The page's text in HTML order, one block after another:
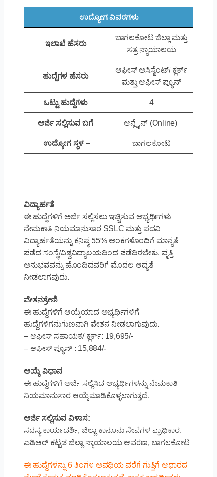
ಉದ್ಯೋಗ ವಿವರಗಳು
ಇಲಾಖೆ ಹೆಸರು
ಬಾಗಲಕೋಟ ಜಿಲ್ಲಾ ಮತ್ತು
ಸತ್ರ ನ್ಯಾಯಾಲಯ
ಹುದ್ದೆಗಳ ಹೆಸರು
ಆಫೀಸ್ ಅಸಿಸ್ಟೆಂಟ್/ ಕ್ಲರ್ಕ್
ಮತ್ತು ಆಫೀಸ್ ಪ್ಯೂನ್
ಒಟ್ಟು ಹುದ್ದೆಗಳು 4
ಅರ್ಜಿ ಸಲ್ಲಿಸುವ ಬಗೆ ಆನ್ಲೈನ್ (Online)
ಉದ್ಯೋಗ ಸ್ಥಳ – ಬಾಗಲಕೋಟ
ವಿದ್ಯಾರ್ಹತೆ
ಈ ಹುದ್ದೆಗಳಿಗೆ ಅರ್ಜಿ ಸಲ್ಲಿಸಲು ಇಚ್ಚಿಸುವ ಅಭ್ಯರ್ಥಿಗಳು
ನೇಮಕಾತಿ ನಿಯಮಾನುಸಾರ SSLC ಮತ್ತು ಪದವಿ
ವಿದ್ಯಾರ್ಹತೆಯನ್ನು ಕನಿಷ್ಠ 55% ಅಂಕಗಳೊಂದಿಗೆ ಮಾನ್ಯತೆ
ಪಡೆದ ಸಂಸ್ಥೆ/ವಿಶ್ವವಿದ್ಯಾಲಯದಿಂದ ಪಡೆದಿರಬೇಕು. ವೃತ್ತಿ
ಅನುಭವವನ್ನು ಹೊಂದಿದವರಿಗೆ ಮೊದಲ ಆದ್ಯತೆ
ನೀಡಲಾಗವುದು.
ವೇತನಶ್ರೇಣಿ
ಈ ಹುದ್ದೆಗಳಿಗೆ ಆಯ್ಕೆಯಾದ ಅಭ್ಯರ್ಥಿಗಳಿಗೆ
ಹುದ್ದೆಗಳಿಗನುಗುಣವಾಗಿ ವೇತನ ನೀಡಲಾಗುವುದು.
– ಆಫೀಸ್ ಸಹಾಯಕ/ ಕ್ಲರ್ಕ್: 19,695/-
– ಆಫೀಸ್ ಪ್ಯೂನ್ : 15,884/-
ಆಯ್ಕೆ ವಿಧಾನ
ಈ ಹುದ್ದೆಗಳಿಗೆ ಅರ್ಜಿ ಸಲ್ಲಿಸಿದ ಅಭ್ಯರ್ಥಿಗಳನ್ನು ನೇಮಕಾತಿ
ನಿಯಮಾನುಸಾರ ಆಯ್ಕೆಮಾಡಿಕೊಳ್ಳಲಾಗುತ್ತದೆ.
ಅರ್ಜಿ ಸಲ್ಲಿಸುವ ವಿಳಾಸ:
ಸದಸ್ಯ ಕಾರ್ಯದರ್ಶಿ, ಜಿಲ್ಲಾ ಕಾನೂನು ಸೇವೆಗಳ ಪ್ರಾಧಿಕಾರ.
ಎಡಿಆರ್ ಕಟ್ಟಡ ಜಿಲ್ಲಾ ನ್ಯಾಯಾಲಯ ಆವರಣ, ಬಾಗಲಕೋಟ
ಈ ಹುದ್ದೆಗಳನ್ನು 6 ತಿಂಗಳ ಅವಧಿಯ ವರೆಗೆ ಗುತ್ತಿಗೆ ಆಧಾರದ